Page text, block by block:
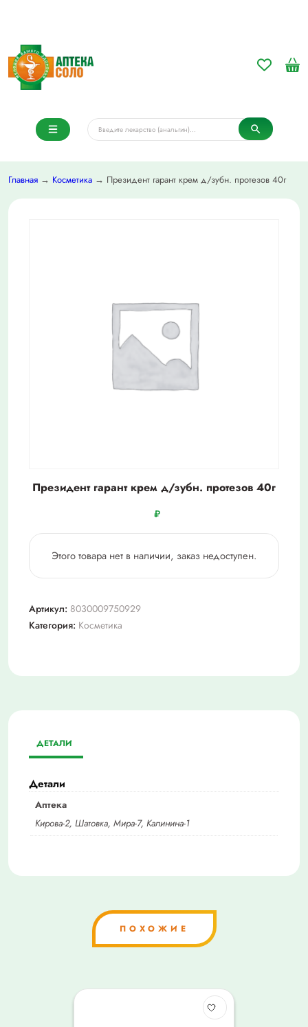
Главная → Косметика → Президент гарант крем д/зубн. протезов 40г
Президент гарант крем д/зубн. протезов 40г
₽
Этого товара нет в наличии, заказ недоступен.
Артикул: 8030009750929
Категория: Косметика
ДЕТАЛИ
Детали
Аптека
Кирова-2, Шатовка, Мира-7, Калинина-1
ПОХОЖИЕ